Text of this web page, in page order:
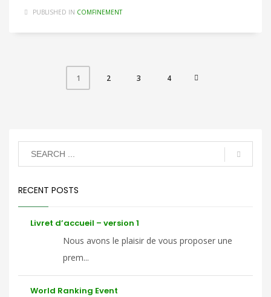
PUBLISHED IN COMFINEMENT
1 2 3 4
RECENT POSTS
Livret d’accueil – version 1
Nous avons le plaisir de vous proposer une
prem...
World Ranking Event